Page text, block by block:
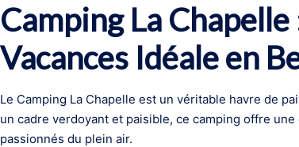
Camping La
Vacances Idéale en
Le Camping La Chapelle est un véritable havre de
un cadre verdoyant et paisible, ce camping offre
passionnés du plein air.